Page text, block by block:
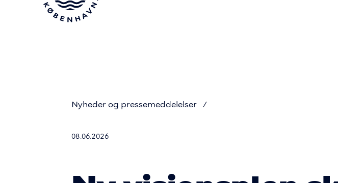
Nyheder og pressemeddelelser
08.06.2026